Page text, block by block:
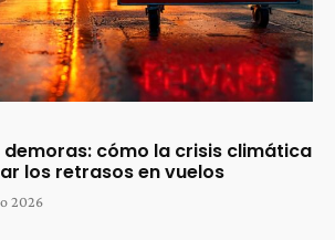
demoras: cómo la crisis climática
los retrasos en vuelos
2026